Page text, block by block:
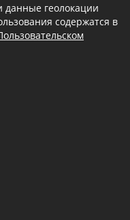
данные геолокации
содержатся в